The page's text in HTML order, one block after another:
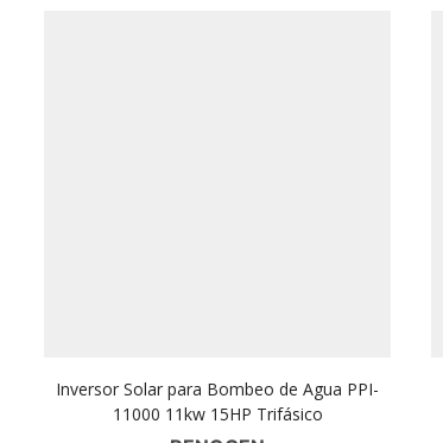
Inversor Solar para Bombeo de Agua PPI-
11000 11kw 15HP Trifásico